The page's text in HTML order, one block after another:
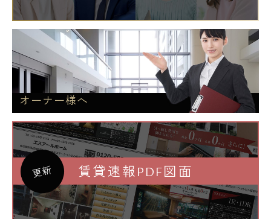
オーナー様へ
更新 賃貸速報PDF図面